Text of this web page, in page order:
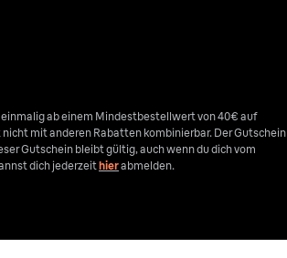
ab einem Mindestbestellwert von 40€ auf
nicht mit anderen Rabatten kombinierbar. Der Gutschein
Gutschein bleibt gültig, auch wenn du dich vom
dich jederzeithierabmelden.